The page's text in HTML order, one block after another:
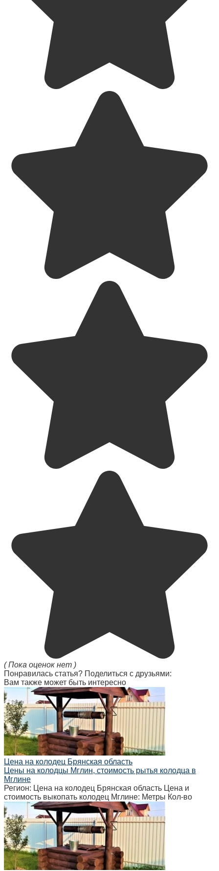
( Пока оценок нет )
Понравилась статья? Поделиться с друзьями:
Вам также может быть интересно
Цена на колодец Брянская область
Цены на колодцы Мглин, стоимость рытья колодца в
Мглине
Регион: Цена на колодец Брянская область Цена и
стоимость выкопать колодец Мглине: Метры Кол-во